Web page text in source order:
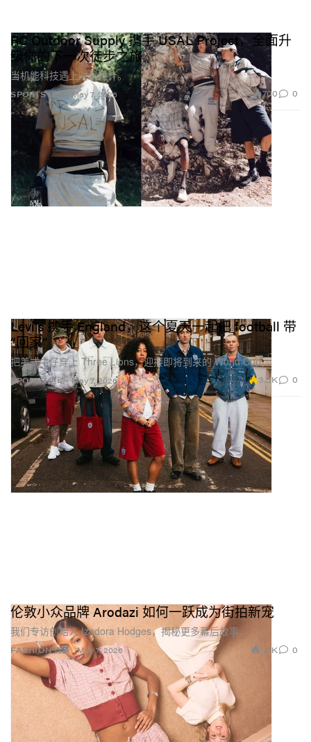
SPORTS 运动
RC Outdoor Supply 携手 USAL Project，全面升
级你的下一次徒步之旅
当机能科技遇上时髦设计。
May 7, 2026 700 0
SPORTS 运动
Levi's 携手 England，这个夏天一起把 football 带
“回家”
把美式牛仔穿上 Three Lions，迎接即将到来的 World Cup。
May 7, 2026 3.3K 0
FASHION 时装
伦敦小众品牌 Arodazi 如何一跃成为街拍新宠
我们专访创始人 Izadora Hodges，揭秘更多幕后故事。
May 7, 2026 1.3K 0